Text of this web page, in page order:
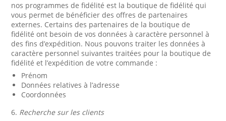
nos programmes de fidélité est la boutique de fidélité qui
vous permet de bénéficier des offres de partenaires
externes. Certains des partenaires de la boutique de
fidélité ont besoin de vos données à caractère personnel à
des fins d’expédition. Nous pouvons traiter les données à
caractère personnel suivantes traitées pour la boutique de
fidélité et l’expédition de votre commande :
Prénom
Données relatives à l’adresse
Coordonnées
6. Recherche sur les clients